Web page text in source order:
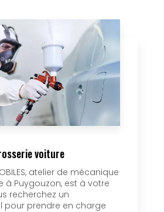
voiture
atelier de mécanique
à Puygouzon, est à votre
recherchez un
pour prendre en charge